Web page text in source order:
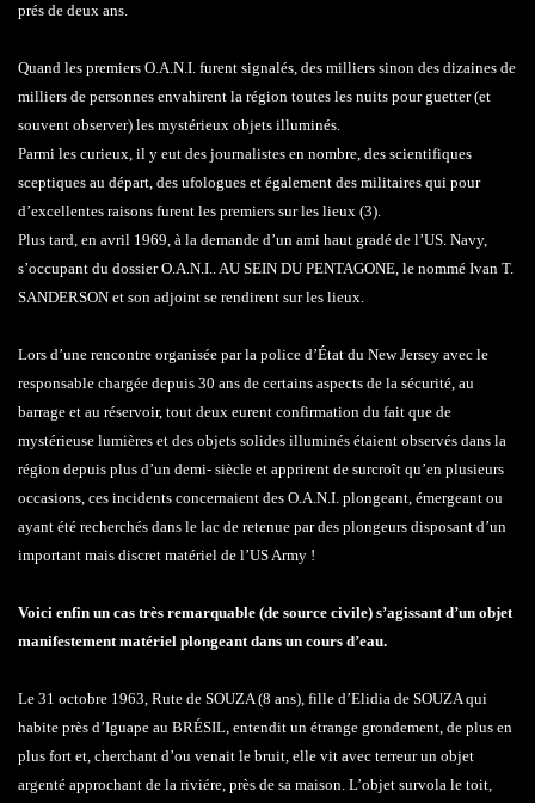
prés de deux ans.
Quand les premiers O.A.N.I. furent signalés, des milliers sinon des dizaines de
milliers de personnes envahirent la région toutes les nuits pour guetter (et
souvent observer) les mystérieux objets illuminés.
Parmi les curieux, il y eut des journalistes en nombre, des scientifiques
sceptiques au départ, des ufologues et également des militaires qui pour
d’excellentes raisons furent les premiers sur les lieux (3).
Plus tard, en avril 1969, à la demande d’un ami haut gradé de l’US. Navy,
s’occupant du dossier O.A.N.I.. AU SEIN DU PENTAGONE, le nommé Ivan T.
SANDERSON et son adjoint se rendirent sur les lieux.
Lors d’une rencontre organisée par la police d’État du New Jersey avec le
responsable chargée depuis 30 ans de certains aspects de la sécurité, au
barrage et au réservoir, tout deux eurent confirmation du fait que de
mystérieuse lumières et des objets solides illuminés étaient observés dans la
région depuis plus d’un demi- siècle et apprirent de surcroît qu’en plusieurs
occasions, ces incidents concernaient des O.A.N.I. plongeant, émergeant ou
ayant été recherchés dans le lac de retenue par des plongeurs disposant d’un
important mais discret matériel de l’US Army !
Voici enfin un cas très remarquable (de source civile) s’agissant d’un objet
manifestement matériel plongeant dans un cours d’eau.
Le 31 octobre 1963, Rute de SOUZA (8 ans), fille d’Elidia de SOUZA qui
habite près d’Iguape au BRÉSIL, entendit un étrange grondement, de plus en
plus fort et, cherchant d’ou venait le bruit, elle vit avec terreur un objet
argenté approchant de la riviére, près de sa maison. L’objet survola le toit,